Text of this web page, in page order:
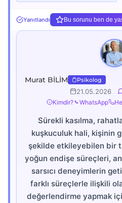
Yanıtlandı Bu sorunu ben de
Murat BİLİM Psikolog
21.05.2026
Kimdir? WhatsApp
Sürekli kasılma,
kuşkuculuk hali, kişinin
şekilde etkileyebilen bir
yoğun endişe süreçleri,
sarsıcı deneyimlerin
farklı süreçlerle ilişkili
değerlendirme yapmak